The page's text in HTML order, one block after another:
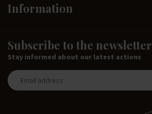
Information
Subscribe to the newsletter
Stay informed about our latest actions